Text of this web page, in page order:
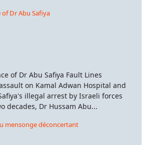
Dr Abu Safiya
of Dr Abu Safiya Fault Lines
on Kamal Adwan Hospital and
illegal arrest by Israeli forces
decades, Dr Hussam Abu...
mensonge déconcertant